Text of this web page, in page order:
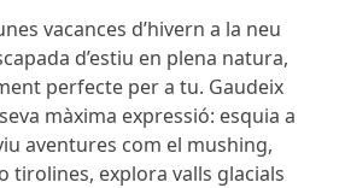
vacances d’hivern a la neu
d’estiu en plena natura,
perfecte per a tu. Gaudeix
màxima expressió: esquia a
aventures com el mushing,
tirolines, explora valls glacials